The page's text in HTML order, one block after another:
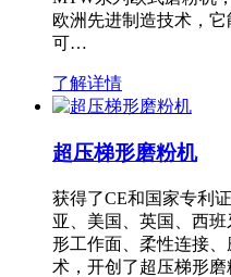
欧洲先进制造技术，
可…
了解详情
超压梯形磨粉机
获得了CE和国家专利
亚、美国、英国、西
形工作面、柔性连接
术，开创了超压梯形